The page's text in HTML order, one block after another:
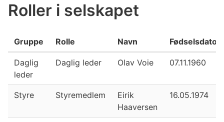
Roller i selskapet
Gruppe Rolle Navn Fødselsdato
Daglig
leder
Daglig leder Olav Voie 07.11.1960
Styre Styremedlem
Eirik
Haaversen
16.05.1974